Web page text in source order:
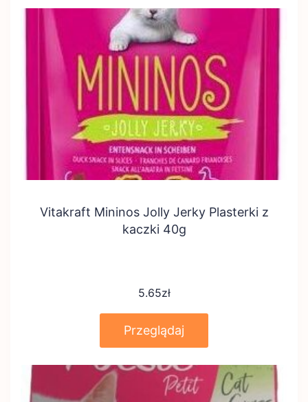
Vitakraft Mininos Jolly Jerky Plasterki z
kaczki 40g
5.65zł
Przeglądaj